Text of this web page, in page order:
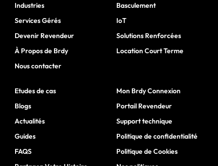
Industries
Services Gérés
Devenir Revendeur
À Propos de Brdy
Nous contacter
Basculement
IoT
Solutions Renforcées
Location Court Terme
Etudes de cas
Blogs
Actualités
Guides
FAQS
Mon Brdy Connexion
Portail Revendeur
Support technique
Politique de confidentialité
Politique de Cookies